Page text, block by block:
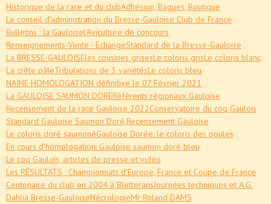
Historique de la race et du clubAdhésion, Bagues, Boutique
Le conseil d'administration du Bresse-Gauloise Club de France
Bulletins : la Gauloisel'Aviculture de concours
Renseignements-Vente - EchangeStandard de la Bresse-Gauloise
La BRESSE-GAULOISEles cousines grisesLe coloris grisLe coloris blanc
La crête pâleTribulations de 3 variétésLe coloris bleu
NAINE HOMOLOGATION définitive le 07 Février 2021
La GAULOISE SAUMON DORERéférents régionaux Gauloise
Recensement de la race Gauloise 2022Conservatoire du coq Gaulois
Standard Gauloise Saumon Doré,Recensement Gauloise
Le coloris doré saumonéGauloise Dorée: le coloris des poules
En cours d'homologation: Gauloise saumon doré bleu
Le coq Gaulois, articles de presse et vidéo
Les RÉSULTATS : Championnats d'Europe, France et Coupe de France
Centenaire du club en 2004 à BletteransJournées techniques et A.G.
Dahlia Bresse-GauloiseNécrologieMr Roland DAMS